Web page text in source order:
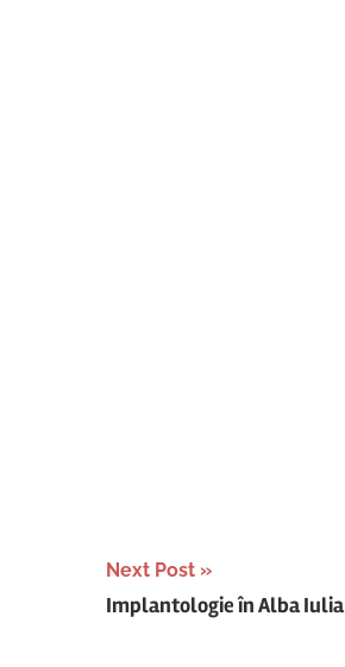
Next Post
Implantologie în Alba Iulia